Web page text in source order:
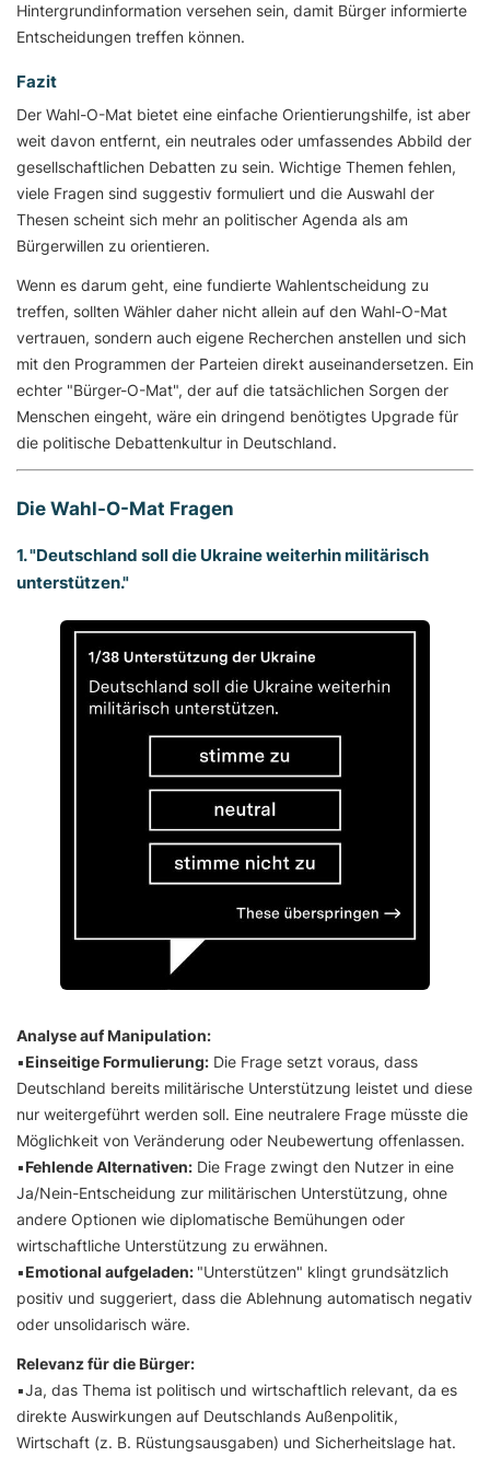
Hintergrundinformation versehen sein, damit Bürger informierte
Entscheidungen treffen können.
Fazit
Der Wahl-O-Mat bietet eine einfache Orientierungshilfe, ist aber
weit davon entfernt, ein neutrales oder umfassendes Abbild der
gesellschaftlichen Debatten zu sein. Wichtige Themen fehlen,
viele Fragen sind suggestiv formuliert und die Auswahl der
Thesen scheint sich mehr an politischer Agenda als am
Bürgerwillen zu orientieren.
Wenn es darum geht, eine fundierte Wahlentscheidung zu
treffen, sollten Wähler daher nicht allein auf den Wahl-O-Mat
vertrauen, sondern auch eigene Recherchen anstellen und sich
mit den Programmen der Parteien direkt auseinandersetzen. Ein
echter "Bürger-O-Mat", der auf die tatsächlichen Sorgen der
Menschen eingeht, wäre ein dringend benötigtes Upgrade für
die politische Debattenkultur in Deutschland.
Die Wahl-O-Mat Fragen
1. "Deutschland soll die Ukraine weiterhin militärisch
unterstützen."
Analyse auf Manipulation:
▪️Einseitige Formulierung: Die Frage setzt voraus, dass
Deutschland bereits militärische Unterstützung leistet und diese
nur weitergeführt werden soll. Eine neutralere Frage müsste die
Möglichkeit von Veränderung oder Neubewertung offenlassen.
▪️Fehlende Alternativen: Die Frage zwingt den Nutzer in eine
Ja/Nein-Entscheidung zur militärischen Unterstützung, ohne
andere Optionen wie diplomatische Bemühungen oder
wirtschaftliche Unterstützung zu erwähnen.
▪️Emotional aufgeladen: "Unterstützen" klingt grundsätzlich
positiv und suggeriert, dass die Ablehnung automatisch negativ
oder unsolidarisch wäre.
Relevanz für die Bürger:
▪️Ja, das Thema ist politisch und wirtschaftlich relevant, da es
direkte Auswirkungen auf Deutschlands Außenpolitik,
Wirtschaft (z. B. Rüstungsausgaben) und Sicherheitslage hat.